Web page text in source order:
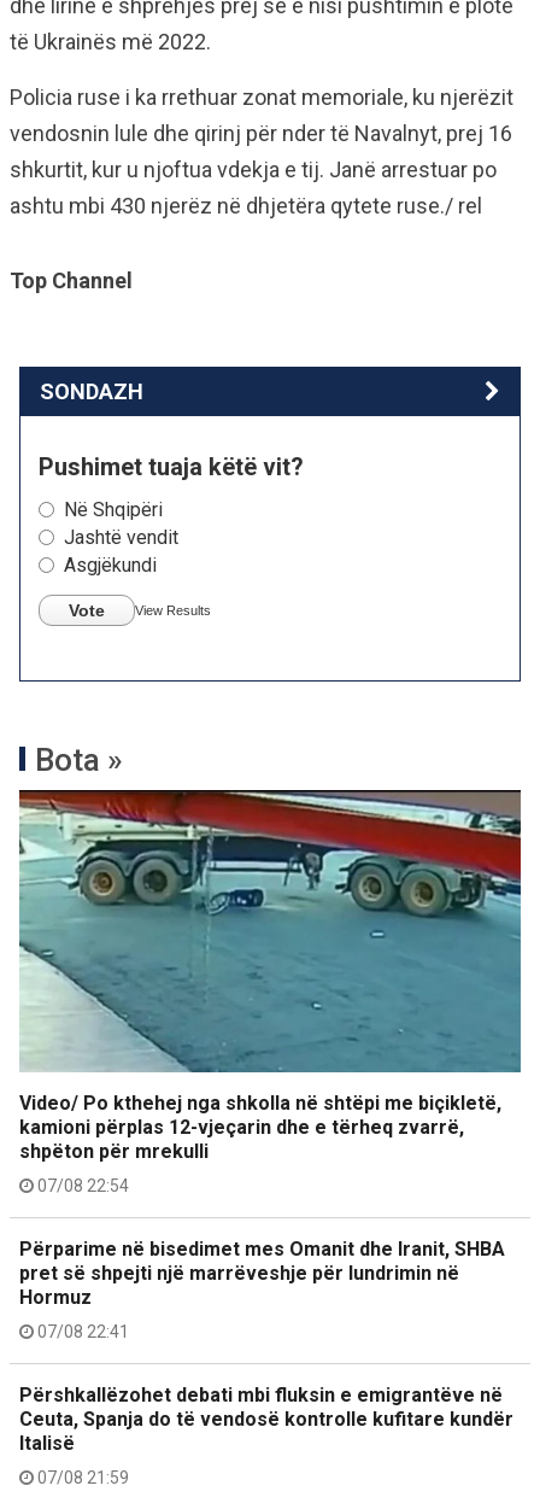
dhe lirinë e shprehjes prej se e nisi pushtimin e plotë
të Ukrainës më 2022.
Policia ruse i ka rrethuar zonat memoriale, ku njerëzit
vendosnin lule dhe qirinj për nder të Navalnyt, prej 16
shkurtit, kur u njoftua vdekja e tij. Janë arrestuar po
ashtu mbi 430 njerëz në dhjetëra qytete ruse./ rel
Top Channel
SONDAZH
Pushimet tuaja këtë vit?
Në Shqipëri
Jashtë vendit
Asgjëkundi
Vote View Results
Bota »
Video/ Po kthehej nga shkolla në shtëpi me biçikletë,
kamioni përplas 12-vjeçarin dhe e tërheq zvarrë,
shpëton për mrekulli
07/08 22:54
Përparime në bisedimet mes Omanit dhe Iranit, SHBA
pret së shpejti një marrëveshje për lundrimin në
Hormuz
07/08 22:41
Përshkallëzohet debati mbi fluksin e emigrantëve në
Ceuta, Spanja do të vendosë kontrolle kufitare kundër
Italisë
07/08 21:59